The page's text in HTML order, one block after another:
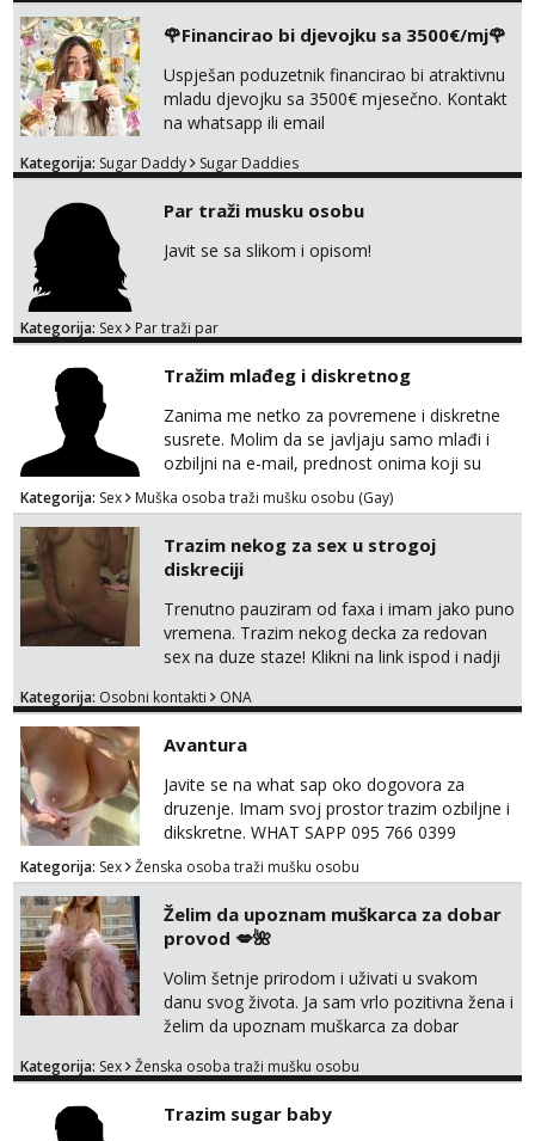
markodalic37@gmail.com
🌹Financirao bi djevojku sa 3500€/mj🌹
Uspješan poduzetnik financirao bi atraktivnu
mladu djevojku sa 3500€ mjesečno. Kontakt
na whatsapp ili email
Kategorija: Sugar Daddy Sugar Daddies
Par traži musku osobu
Javit se sa slikom i opisom!
Kategorija: Sex Par traži par
Tražim mlađeg i diskretnog
Zanima me netko za povremene i diskretne
susrete. Molim da se javljaju samo mlađi i
ozbiljni na e-mail, prednost onima koji su
vitke građe, iskustvo mi je nebitno. Higijena i
diskrecija su mi na prvom mjestu,
maksimalno držim do izgleda, sportski sam
tip.
Kategorija: Sex Muška osoba traži mušku osobu (Gay)
Trazim nekog za sex u strogoj
diskreciji
Trenutno pauziram od faxa i imam jako puno
vremena. Trazim nekog decka za redovan
sex na duze staze! Klikni na link ispod i nadji
Kategorija: Osobni kontakti ONA
Avantura
Javite se na what sap oko dogovora za
druzenje. Imam svoj prostor trazim ozbiljne i
dikskretne. WHAT SAPP 095 766 0399
Kategorija: Sex Ženska osoba traži mušku osobu
Želim da upoznam muškarca za dobar
provod 💋🌺
Volim šetnje prirodom i uživati u svakom
danu svog života. Ja sam vrlo pozitivna žena i
želim da upoznam muškarca za dobar
na link ispod i nadji me tamo, cekam te!
Kategorija: Sex Ženska osoba traži mušku osobu
Trazim sugar baby